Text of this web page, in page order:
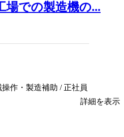
での製造機の...
作・製造補助 / 正社員
詳細を表示